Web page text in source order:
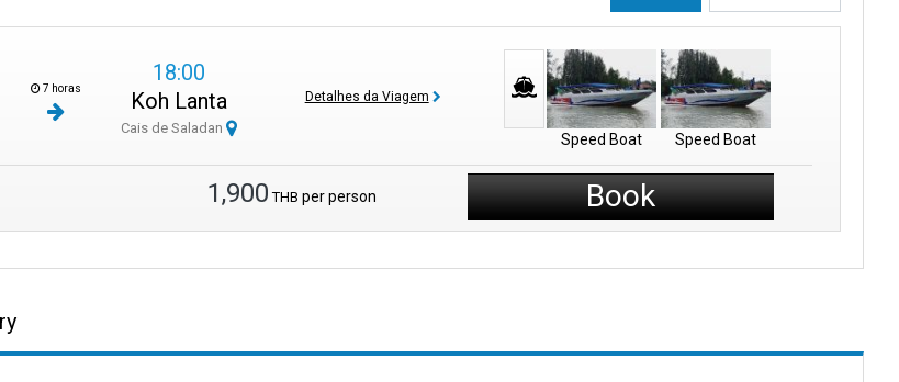
7 horas
18:00
Koh Lanta
Cais de Saladan
Detalhes da Viagem
Speed Boat Speed Boat
1,900 THB per person Book